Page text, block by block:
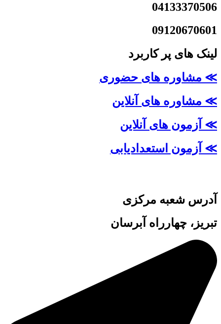
04133370506
09120670601
لینک های پر کاربرد
≫ مشاوره های حضوری
≫ مشاوره های آنلاین
≫ آزمون های آنلاین
≫ آزمون استعدادیابی
آدرس شعبه مرکزی
تبریز، چهارراه آبرسان